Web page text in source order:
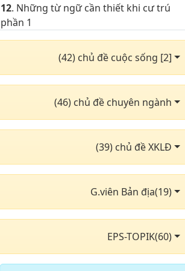
12. Những từ ngữ cần thiết khi cư trú
phần 1
18. Chủ đề động từ thường dùng phần 3
. Chủ đề động từ thường dùng phần 6
24. Chủ đề động từ thường dùng phần 9
. Chủ đề khách sạn nhà nghỉ
. Chủ đề Những loại trái cây
(42) chủ đề cuộc sống [2]
(46) chủ đề chuyên ngành
(39) chủ đề XKLĐ
G.viên Bản địa(19)
EPS-TOPIK(60)